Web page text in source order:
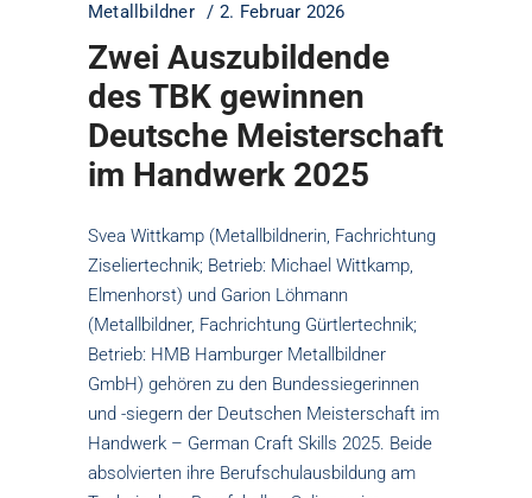
Metallbildner
2. Februar 2026
Zwei Auszubildende
des TBK gewinnen
Deutsche Meisterschaft
im Handwerk 2025
Svea Wittkamp (Metallbildnerin, Fachrichtung
Ziseliertechnik; Betrieb: Michael Wittkamp,
Elmenhorst) und Garion Löhmann
(Metallbildner, Fachrichtung Gürtlertechnik;
Betrieb: HMB Hamburger Metallbildner
GmbH) gehören zu den Bundessiegerinnen
und -siegern der Deutschen Meisterschaft im
Handwerk – German Craft Skills 2025. Beide
absolvierten ihre Berufschulausbildung am